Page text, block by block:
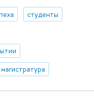
студенты
магистратура